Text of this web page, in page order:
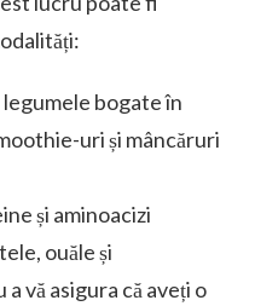
bogate în
uri și mâncăruri
și aminoacizi
ouăle și
vă asigura că aveți o